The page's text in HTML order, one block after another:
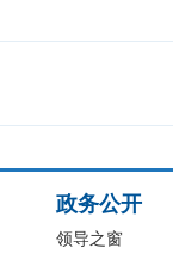
政务公开
领导之窗